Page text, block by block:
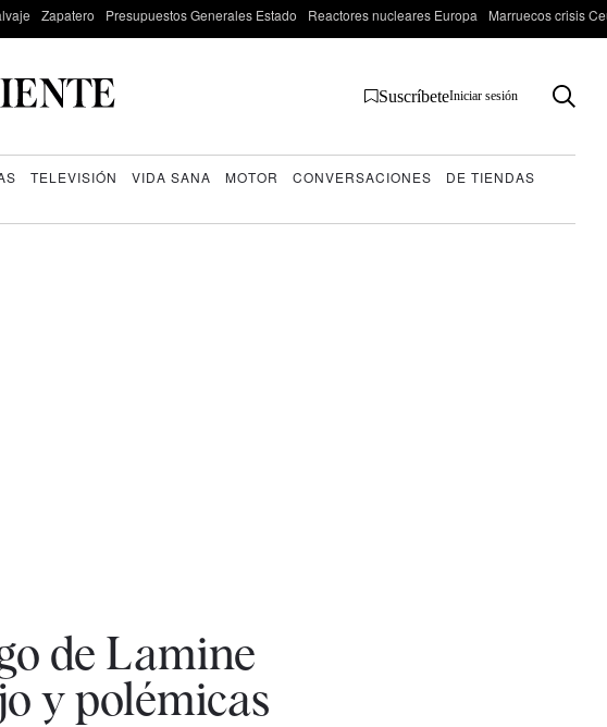
Zapatero Presupuestos Generales Estado Reactores nucleares Europa Marruecos crisis
SuscríbeteIniciar sesión
TELEVISIÓN VIDA SANA MOTOR CONVERSACIONES
DE TIENDAS
de Lamine
y polémicas